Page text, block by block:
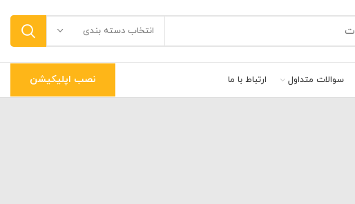
انتخاب دسته بندی
سوالات متداول ارتباط با ما نصب اپلیکیشن